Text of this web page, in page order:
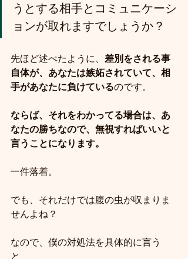
うとする相手とコミュニケーシ
ョンが取れますでしょうか？
先ほど述べたように、 差別をされる事
自体が、あなたは嫉妬されていて、相
手があなたに負けているのです。
ならば、それをわかってる場合は、あ
なたの勝ちなので、無視すればいいと
言うことになります。
一件落着。
でも、それだけでは腹の虫が収まりま
せんよね？
なので、僕の対処法を具体的に言う